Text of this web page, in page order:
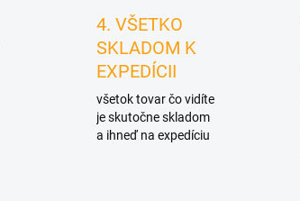
4. VŠETKO
SKLADOM K
EXPEDÍCII
všetok tovar čo vidíte
je skutočne skladom
a ihneď na expedíciu